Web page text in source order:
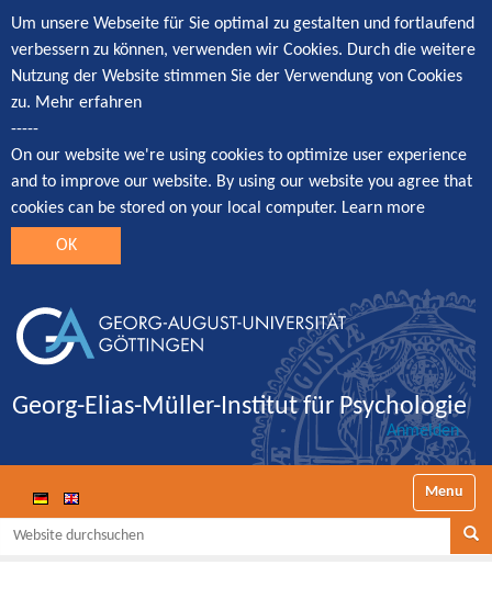
Um unsere Webseite für Sie optimal zu gestalten und fortlaufend
verbessern zu können, verwenden wir Cookies. Durch die weitere
Nutzung der Website stimmen Sie der Verwendung von Cookies
zu. Mehr erfahren
-----
On our website we're using cookies to optimize user experience
and to improve our website. By using our website you agree that
cookies can be stored on your local computer. Learn more
OK
Georg-Elias-Müller-Institut für Psychologie
Anmelden
Website durchsuchen